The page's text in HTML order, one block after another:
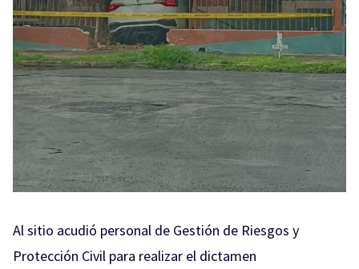
Al sitio acudió personal de Gestión de Riesgos y
Protección Civil para realizar el dictamen